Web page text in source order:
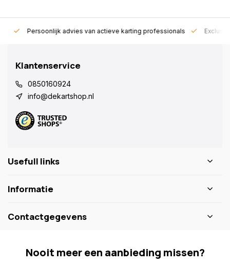
Persoonlijk advies van actieve karting professionals
Klantenservice
0850160924
info@dekartshop.nl
Usefull links
Informatie
Contactgegevens
Nooit meer een aanbieding missen?